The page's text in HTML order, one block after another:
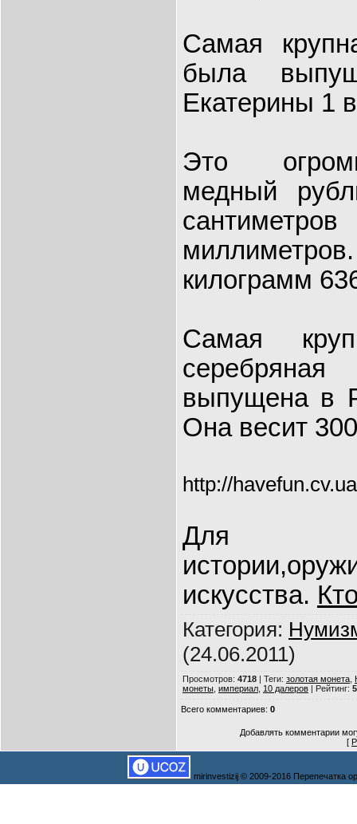
Самая
была
Екатерины 1
Это
медный
килограмм
Самая
выпущена в
Она весит
http://
Для
искусства.
Категория:
(24.06.2011)
Просмотров: 4718 | Теги: золотая монета
монеты империал 10 далеров | Рейтинг:
Всего комментариев: 0
Добавлять комментарии
[
mirinvestizij © 2009-2016 Перепечатка